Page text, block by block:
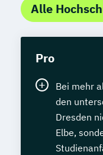
Alle
Pro
Bei mehr
den
Dresden
Elbe,